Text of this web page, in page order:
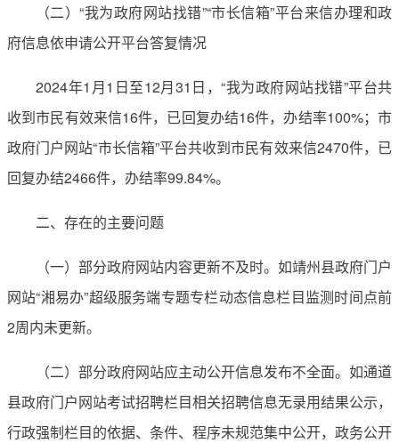
（二）“我为政府网站找错”“市长信箱”平台来信办理和政
府信息依申请公开平台答复情况
2024年1月1日至12月31日，“我为政府网站找错”平台共
收到市民有效来信16件，已回复办结16件，办结率100%；市
政府门户网站“市长信箱”平台共收到市民有效来信2470件，已
回复办结2466件，办结率99.84%。
二、存在的主要问题
（一）部分政府网站内容更新不及时。如靖州县政府门户
网站“湘易办”超级服务端专题专栏动态信息栏目监测时间点前
2周内未更新。
（二）部分政府网站应主动公开信息发布不全面。如通道
县政府门户网站考试招聘栏目相关招聘信息无录用结果公示，
行政强制栏目的依据、条件、程序未规范集中公开，政务公开